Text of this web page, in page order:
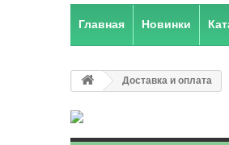
Главная Новинки
Доставка и оплата